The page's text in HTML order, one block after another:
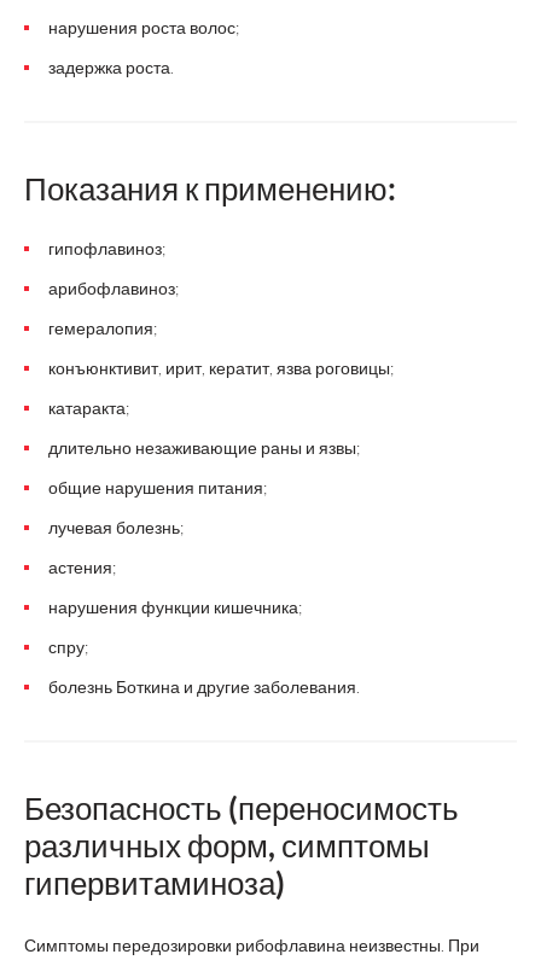
нарушения роста волос;
задержка роста.
Показания к применению:
гипофлавиноз;
арибофлавиноз;
гемералопия;
конъюнктивит, ирит, кератит, язва роговицы;
катаракта;
длительно незаживающие раны и язвы;
общие нарушения питания;
лучевая болезнь;
астения;
нарушения функции кишечника;
спру;
болезнь Боткина и другие заболевания.
Безопасность (переносимость
различных форм, симптомы
гипервитаминоза)
Симптомы передозировки рибофлавина неизвестны. При